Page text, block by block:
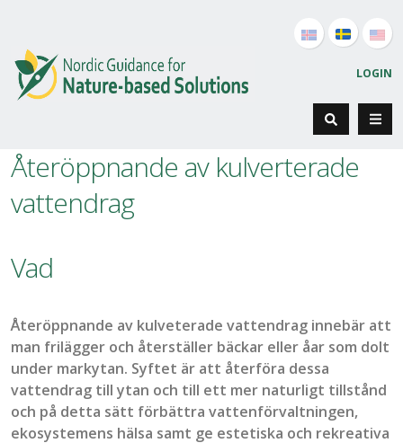
LOGIN
Återöppnande av kulverterade
vattendrag
Vad
Återöppnande av kulveterade vattendrag innebär att
man frilägger och återställer bäckar eller åar som dolt
under markytan. Syftet är att återföra dessa
vattendrag till ytan och till ett mer naturligt tillstånd
och på detta sätt förbättra vattenförvaltningen,
ekosystemens hälsa samt ge estetiska och rekreativa